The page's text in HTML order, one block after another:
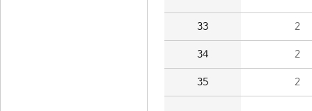
33 2
34 2
35 2